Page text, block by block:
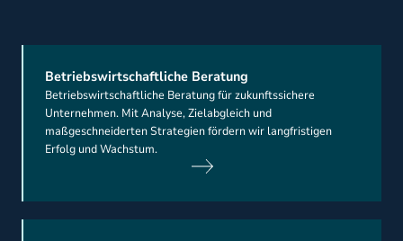
Betriebswirtschaftliche Beratung
Betriebswirtschaftliche Beratung für zukunftssichere
Unternehmen. Mit Analyse, Zielabgleich und
maßgeschneiderten Strategien fördern wir langfristigen
Erfolg und Wachstum.